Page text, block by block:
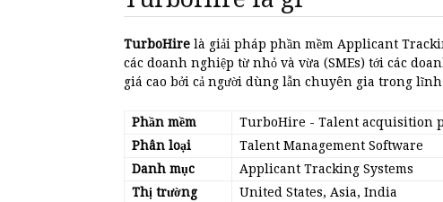
TurboHire là giải pháp phần mềm Applicant
các doanh nghiệp từ nhỏ và vừa (SMEs) tới các
giá cao bởi cả người dùng lẫn chuyên gia trong
Phần mềm TurboHire - Talent acquisition
Phân loại
Talent Management Software
Danh mục
Applicant Tracking Systems
Thị trường
United States, Asia, India